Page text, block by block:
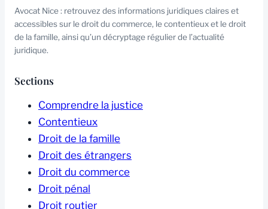
Avocat Nice : retrouvez des informations juridiques claires et
accessibles sur le droit du commerce, le contentieux et le droit
de la famille, ainsi qu’un décryptage régulier de l’actualité
juridique.
Sections
Comprendre la justice
Contentieux
Droit de la famille
Droit des étrangers
Droit du commerce
Droit pénal
Droit routier